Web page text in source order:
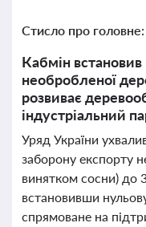
Стисло про головне:
Кабмін
необробленої
розвиває
індустріальний
Уряд України
заборону експорту
винятком сосни) до
встановивши
спрямоване на